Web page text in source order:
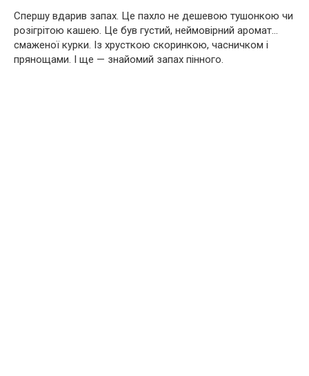
Спершу вдарив запах. Це пахло не дешевою тушонкою чи
розігрітою кашею. Це був густий, неймовірний аромат…
смаженої курки. Із хрусткою скоринкою, часничком і
прянощами. І ще — знайомий запах пінного.